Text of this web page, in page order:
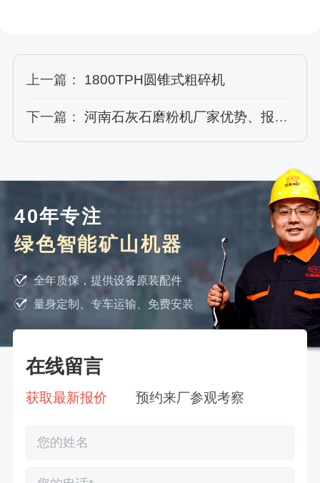
上一篇： 1800TPH圆锥式粗碎机
下一篇： 河南石灰石磨粉机厂家优势、报价、技术特点
40年专注
绿色智能矿山机器
全年质保，提供设备原装配件
量身定制、专车运输、免费安装
在线留言
获取最新报价 预约来厂参观考察